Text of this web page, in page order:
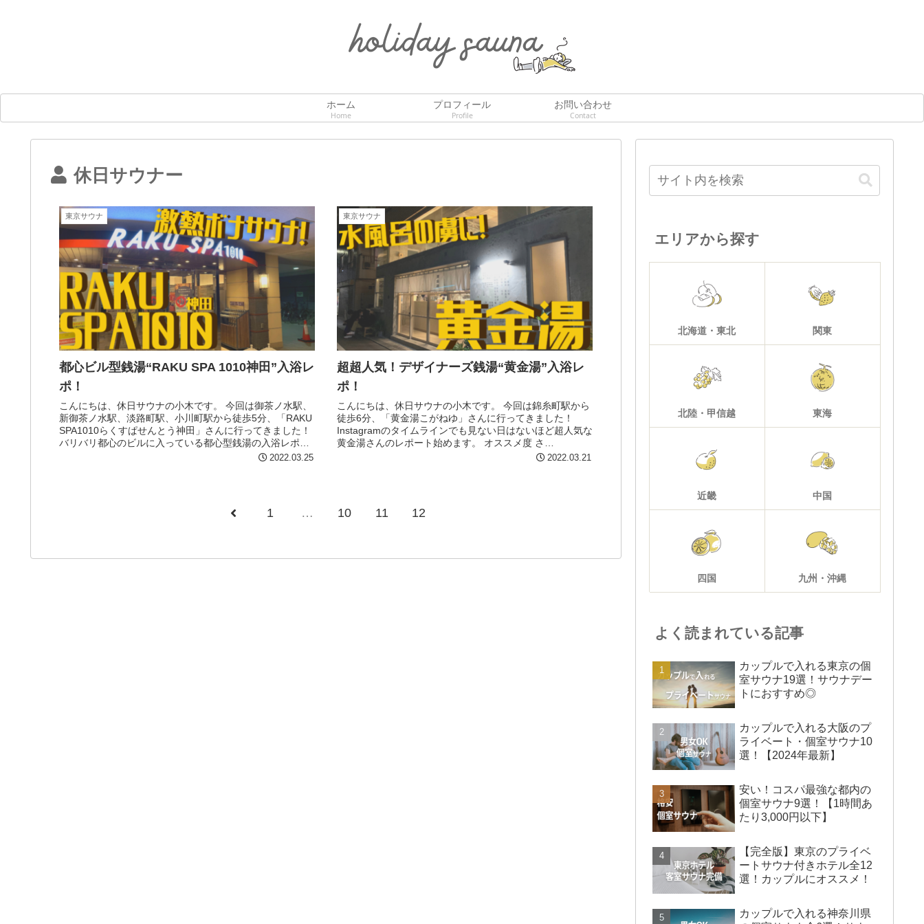
ホーム
Home
プロフィール
Profile
お問い合わせ
Contact
休日サウナー
東京サウナ
都心ビル型銭湯“RAKU SPA 1010神田”入浴レ
ポ！
こんにちは、休日サウナの小木です。 今回は御茶ノ水駅、
新御茶ノ水駅、淡路町駅、小川町駅から徒歩5分、「RAKU
SPA1010らくすぱせんとう神田」さんに行ってきました！
バリバリ都心のビルに入っている都心型銭湯の入浴レポ始
2022.03.25
東京サウナ
超超人気！デザイナーズ銭湯“黄金湯”入浴レ
ポ！
こんにちは、休日サウナの小木です。 今回は錦糸町駅から
徒歩6分、「黄金湯こがねゆ」さんに行ってきました！
Instagramのタイムラインでも見ない日はないほど超人気な
黄金湯さんのレポート始めます。 オススメ度 さ
2022.03.21
1 … 10 11 12
エリアから探す
北海道・東北 関東
北陸・甲信越 東海
近畿 中国
四国 九州・沖縄
よく読まれている記事
カップルで入れる東京の個
室サウナ19選！サウナデー
トにおすすめ◎
カップルで入れる大阪のプ
ライベート・個室サウナ10
選！【2024年最新】
安い！コスパ最強な都内の
個室サウナ9選！【1時間あ
たり3,000円以下】
【完全版】東京のプライベ
ートサウナ付きホテル全12
選！カップルにオススメ！
カップルで入れる神奈川県